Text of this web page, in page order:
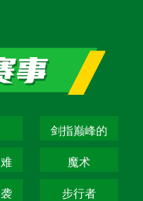
剑指巅峰的
荣耀征程
魔术
步行者